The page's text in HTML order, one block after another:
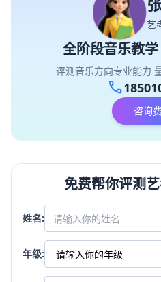
艺
全阶段音乐教
评测音乐方向专业能力
call
咨询
免费帮你评测
姓名:
年级: